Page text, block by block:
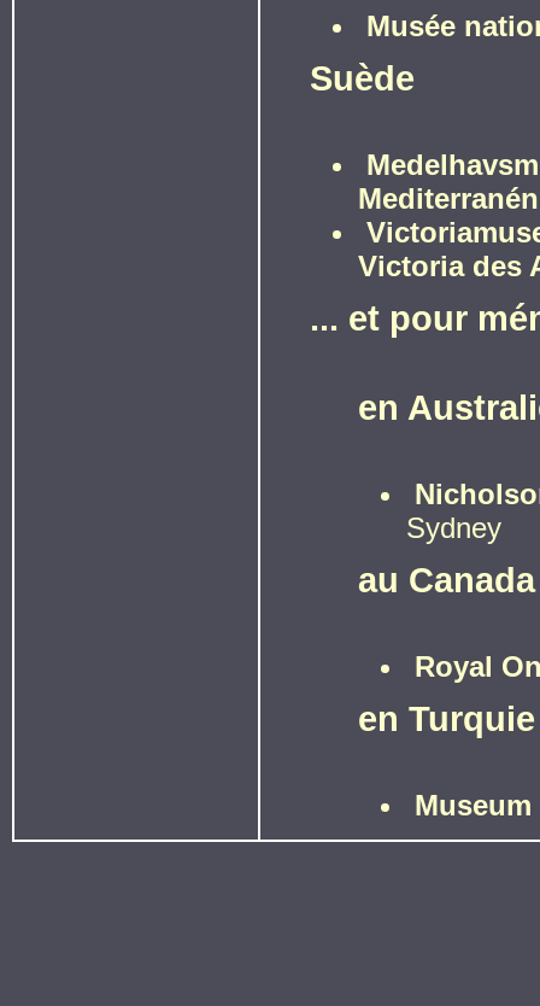
Musée
Suède
Victoria des
... et pour
en
Sydney
au Canada
Royal
en Turquie